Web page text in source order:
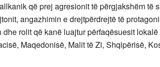
që prej agresionit të përgjakshëm të
angazhimin e drejtpërdrejtë të
dhe rolit që kanë luajtur përfaqësuesit
Maqedonisë, Malit të Zi, Shqipërisë,